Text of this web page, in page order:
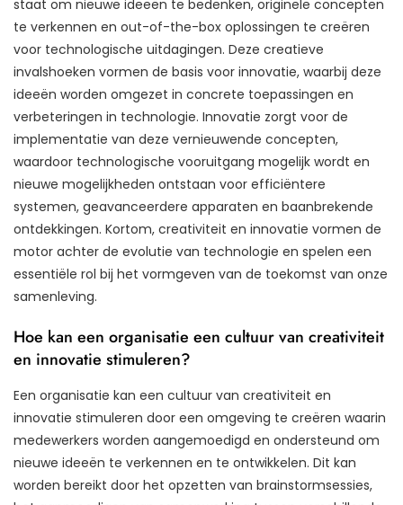
staat om nieuwe ideeën te bedenken, originele concepten
te verkennen en out-of-the-box oplossingen te creëren
voor technologische uitdagingen. Deze creatieve
invalshoeken vormen de basis voor innovatie, waarbij deze
ideeën worden omgezet in concrete toepassingen en
verbeteringen in technologie. Innovatie zorgt voor de
implementatie van deze vernieuwende concepten,
waardoor technologische vooruitgang mogelijk wordt en
nieuwe mogelijkheden ontstaan voor efficiëntere
systemen, geavanceerdere apparaten en baanbrekende
ontdekkingen. Kortom, creativiteit en innovatie vormen de
motor achter de evolutie van technologie en spelen een
essentiële rol bij het vormgeven van de toekomst van onze
samenleving.
Hoe kan een organisatie een cultuur van creativiteit
en innovatie stimuleren?
Een organisatie kan een cultuur van creativiteit en
innovatie stimuleren door een omgeving te creëren waarin
medewerkers worden aangemoedigd en ondersteund om
nieuwe ideeën te verkennen en te ontwikkelen. Dit kan
worden bereikt door het opzetten van brainstormsessies,